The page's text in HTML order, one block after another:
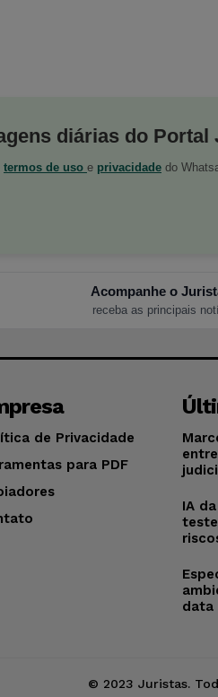
diárias do Portal
termos de uso e privacidade do
Acompanhe o
receba as principais
de Privacidade
para PDF
IA
data
© 2023 Juristas.